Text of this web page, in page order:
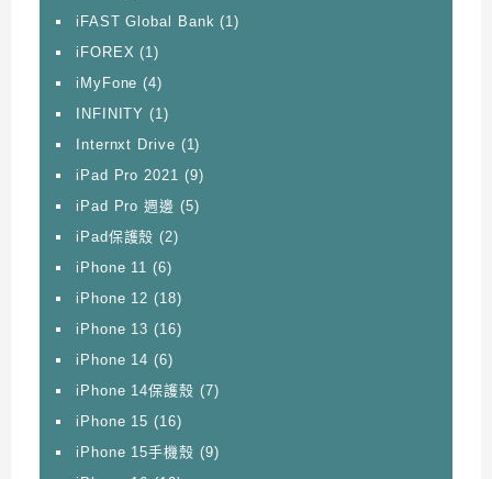
iFAST Global Bank (1)
iFOREX (1)
iMyFone (4)
INFINITY (1)
Internxt Drive (1)
iPad Pro 2021 (9)
iPad Pro 週邊 (5)
iPad保護殼 (2)
iPhone 11 (6)
iPhone 12 (18)
iPhone 13 (16)
iPhone 14 (6)
iPhone 14保護殼 (7)
iPhone 15 (16)
iPhone 15手機殼 (9)